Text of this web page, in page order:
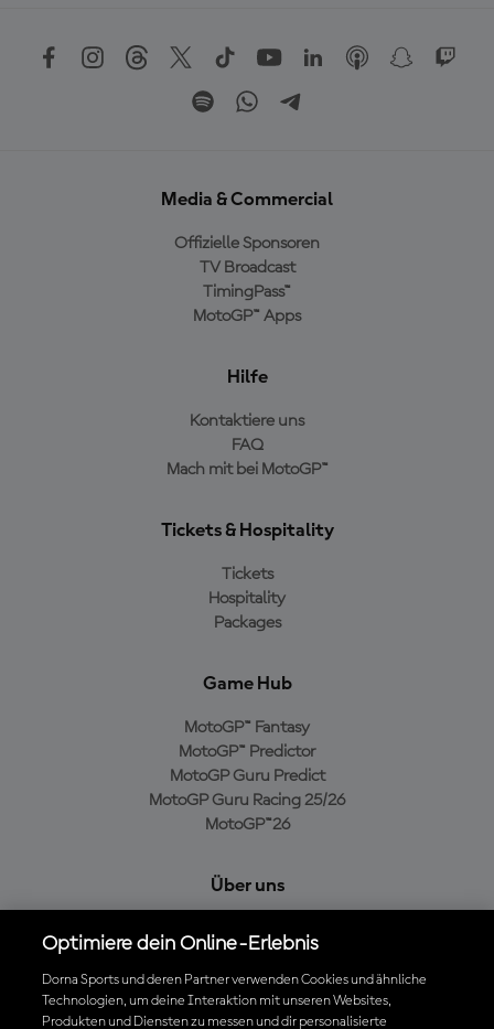
Media & Commercial
Offizielle Sponsoren
TV Broadcast
TimingPass™
MotoGP™ Apps
Hilfe
Kontaktiere uns
FAQ
Mach mit bei MotoGP™
Tickets & Hospitality
Tickets
Hospitality
Packages
Game Hub
MotoGP™ Fantasy
MotoGP™ Predictor
MotoGP Guru Predict
MotoGP Guru Racing 25/26
MotoGP™26
Über uns
Cookie-Richtlinien
Geschäftsbedingungen
Datenschutzrichtlinien
Optimiere dein Online-Erlebnis
Dorna Sports und deren Partner verwenden Cookies und ähnliche
Technologien, um deine Interaktion mit unseren Websites,
Produkten und Diensten zu messen und dir personalisierte